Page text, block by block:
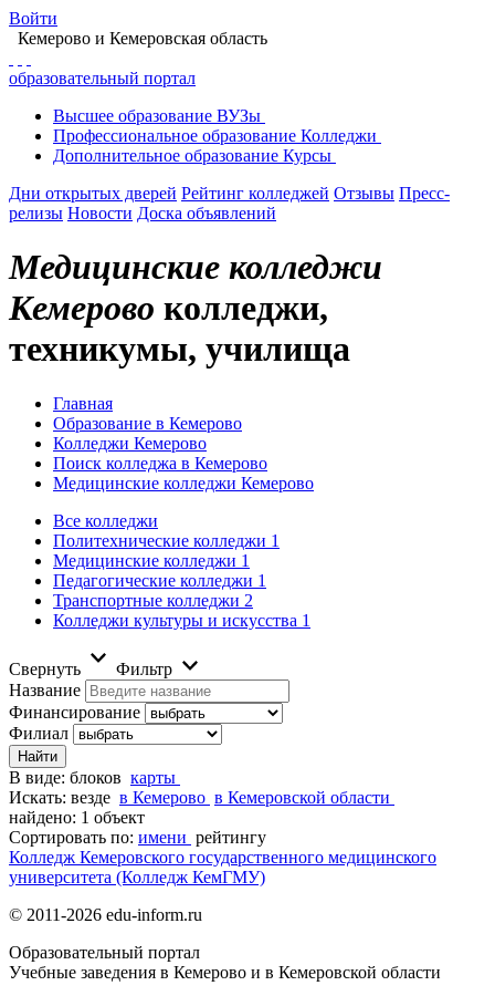
Войти
Кемерово и Кемеровская область
образовательный портал
Высшее образование ВУЗы
Профессиональное образование Колледжи
Дополнительное образование Курсы
Дни открытых дверей Рейтинг колледжей Отзывы Пресс-
релизы Новости Доска объявлений
Медицинские колледжи
Кемерово колледжи,
техникумы, училища
Главная
Образование в Кемерово
Колледжи Кемерово
Поиск колледжа в Кемерово
Медицинские колледжи Кемерово
Все колледжи
Политехнические колледжи 1
Медицинские колледжи 1
Педагогические колледжи 1
Транспортные колледжи 2
Колледжи культуры и искусства 1
Свернуть
Фильтр
Название
Финансирование
Филиал
В виде: блоков карты
Искать: везде в Кемерово в Кемеровской области
найдено: 1 объект
Сортировать по: имени рейтингу
Колледж Кемеровского государственного медицинского
университета (Колледж КемГМУ)
© 2011-2026 edu-inform.ru
Образовательный портал
Учебные заведения в Кемерово и в Кемеровской области